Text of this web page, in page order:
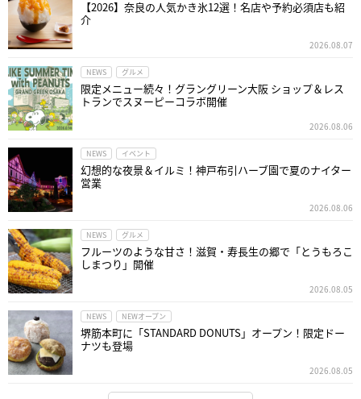
【2026】奈良の人気かき氷12選！名店や予約必須店も紹
介
2026.08.07
NEWS グルメ
限定メニュー続々！グラングリーン大阪 ショップ＆レス
トランでスヌーピーコラボ開催
2026.08.06
NEWS イベント
幻想的な夜景＆イルミ！神戸布引ハーブ園で夏のナイター
営業
2026.08.06
NEWS グルメ
フルーツのような甘さ！滋賀・寿長生の郷で「とうもろこ
しまつり」開催
2026.08.05
NEWS NEWオープン
堺筋本町に「STANDARD DONUTS」オープン！限定ドー
ナツも登場
2026.08.05